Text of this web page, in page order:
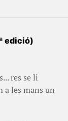
edició)
res se li
a les mans un